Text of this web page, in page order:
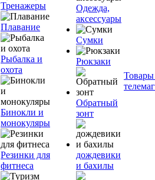
Тренажеры
Плавание
Рыбалка и
охота
Бинокли и
монокуляры
Резинки для
фитнеса
Одежда,
аксессуары
Сумки
Рюкзаки
Обратный
зонт
дождевики
и бахилы
Товары